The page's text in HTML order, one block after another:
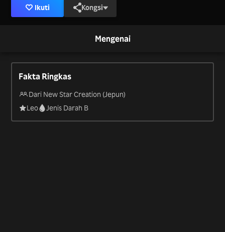
Ikuti Kongsi
Mengenai
Fakta Ringkas
Dari New Star Creation (Jepun)
Leo
Jenis Darah B